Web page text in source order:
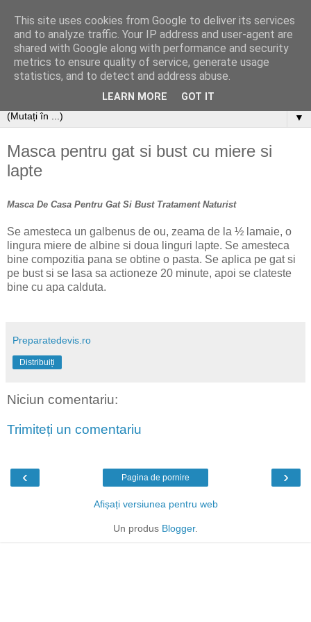
▼
Masca pentru gat si bust cu miere si
lapte
Masca De Casa Pentru Gat Si BustTratament Naturist
Se amesteca un galbenus de ou, zeama de la ½ lamaie, o
lingura miere de albine si doua linguri lapte. Se amesteca
bine compozitia pana se obtine o pasta. Se aplica pe gat si
pe bust si se lasa sa actioneze 20 minute, apoi se clateste
bine cu apa calduta.
Preparatedevis.ro
Distribuiți
Niciun comentariu:
Trimiteți un comentariu
‹ ›
Pagina de pornire
Afișați versiunea pentru web
Un produs Blogger.
This site uses cookies from Google to deliver its services
and to analyze traffic. Your IP address and user-agent are
shared with Google along with performance and security
metrics to ensure quality of service, generate usage
statistics, and to detect and address abuse.
LEARN MORE GOT IT